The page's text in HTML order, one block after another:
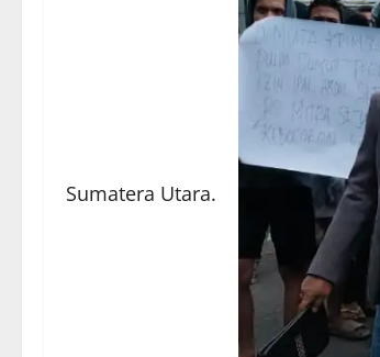
Sumatera Utara.